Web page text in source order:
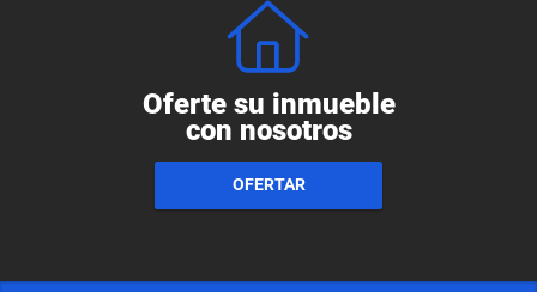
Oferte su inmueble
con nosotros
OFERTAR